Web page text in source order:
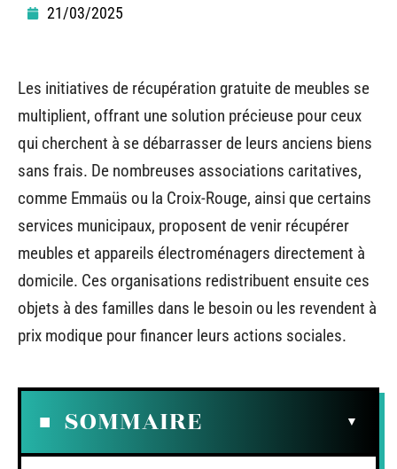
21/03/2025
Les initiatives de récupération gratuite de meubles se
multiplient, offrant une solution précieuse pour ceux
qui cherchent à se débarrasser de leurs anciens biens
sans frais. De nombreuses associations caritatives,
comme Emmaüs ou la Croix-Rouge, ainsi que certains
services municipaux, proposent de venir récupérer
meubles et appareils électroménagers directement à
domicile. Ces organisations redistribuent ensuite ces
objets à des familles dans le besoin ou les revendent à
prix modique pour financer leurs actions sociales.
SOMMAIRE